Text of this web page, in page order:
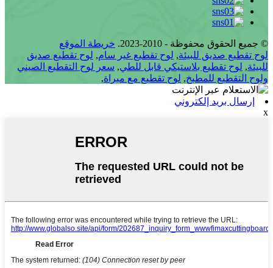
© جميع الحقوق محفوظة - 2010-2023.
خريطة الموقع
لوح تقطيع صديق للبيئة, لوح تقطيع غير سام, لوح تقطيع صديق
للبيئة, لوح تقطيع بلاستيكي قابل للطي, سعر لوح التقطيع الصيني
ولوح التقطيع للمطبخ, لوح تقطيع مع مبراة,
إرسال بريد إلكتروني
x